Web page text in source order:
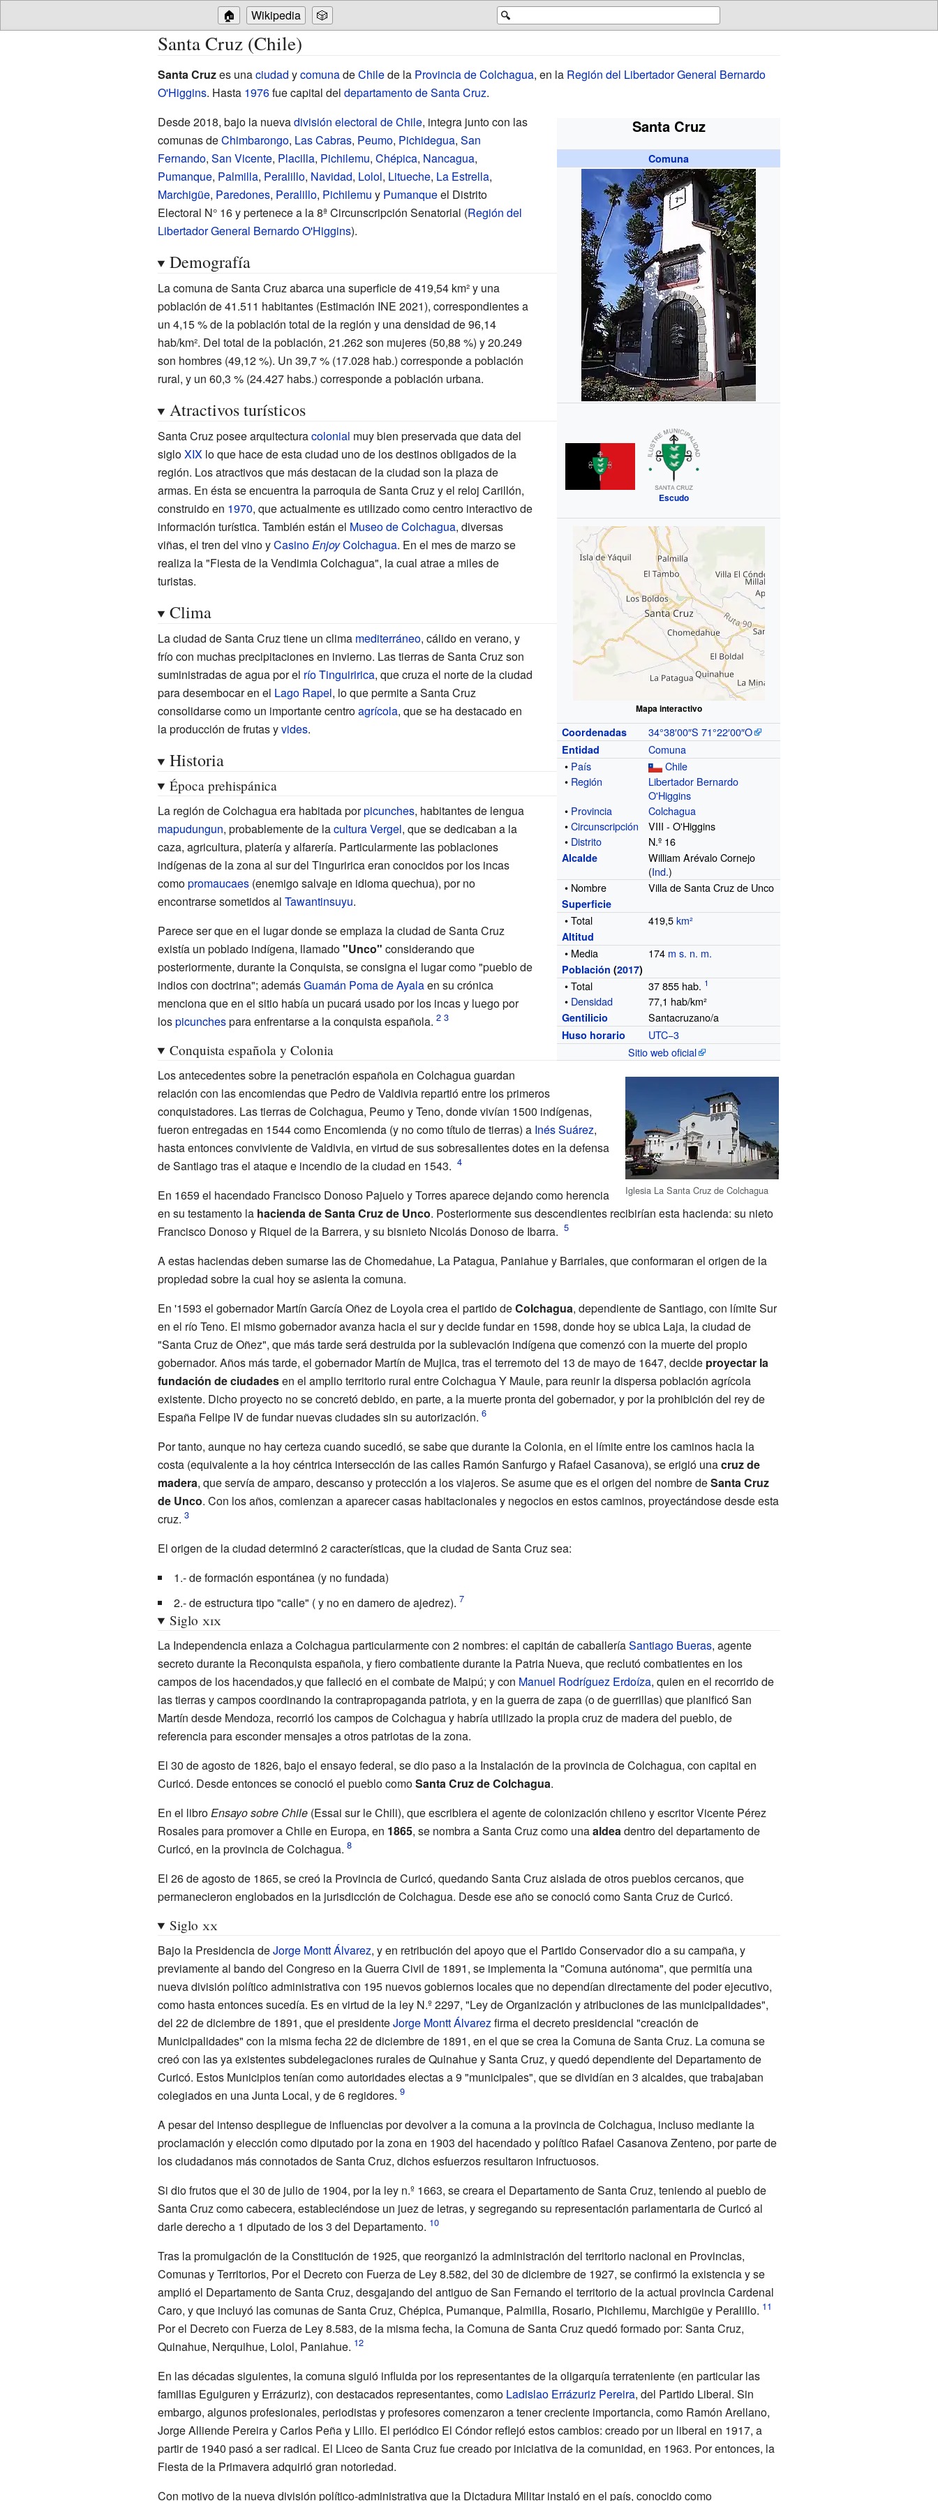
🔍
🏠 Wikipedia 🎲
Santa Cruz (Chile)
Santa Cruzes unaciudad ycomunadeChilede la Provincia de Colchagua, en la Región del Libertador General Bernardo
O'Higgins. Hasta 1976fue capital del departamento de Santa Cruz.
Santa Cruz
Comuna
Escudo
Mapa interactivo
Coordenadas 34°38′00″S71°22′00″O
Entidad
Comuna
• País
Chile
• Región
Libertador Bernardo
O'Higgins
• Provincia
Colchagua
•Circunscripción
VIII - O'Higgins
• Distrito N.º 16
Alcalde
William Arévalo Cornejo
(Ind.)
• Nombre
Villa de Santa Cruz de Unco
Superficie
• Total 419,5km²
Altitud
• Media 174 m s. n. m.
Población (2017)
• Total 37 855 hab.
• Densidad 77,1 hab/km²
Gentilicio Santacruzano/a
Huso horario
UTC−3
Sitio web oficial
Iglesia La Santa Cruz de Colchagua
Desde 2018, bajo la nuevadivisión electoral de Chile, integra junto con las
comunas deChimbarongo, Las Cabras, Peumo, Pichidegua, San
Fernando, San Vicente, Placilla, Pichilemu, Chépica, Nancagua,
Pumanque, Palmilla, Peralillo, Navidad, Lolol, Litueche, La Estrella,
Marchigüe, Paredones, Peralillo, Pichilemu y Pumanqueel Distrito
Electoral N° 16 y pertenece a la 8ª Circunscripción Senatorial (Región del
Libertador General Bernardo O'Higgins).
Demografía
La comuna de Santa Cruz abarca una superficie de 419,54 km² y una
población de 41.511 habitantes (Estimación INE 2021), correspondientes a
un 4,15% de la población total de la región y una densidad de 96,14
hab/km². Del total de la población, 21.262 son mujeres (50,88 %) y 20.249
son hombres (49,12%). Un 39,7% (17.028 hab.) corresponde a población
rural, y un 60,3 % (24.427 habs.) corresponde a población urbana.
Atractivos turísticos
Santa Cruz posee arquitecturacolonial muy bien preservada que data del
sigloXIX lo que hace de esta ciudad uno de los destinos obligados de la
región. Los atractivos que más destacan de la ciudad son la plaza de
armas. En ésta se encuentra la parroquia de Santa Cruz y el reloj Carillón,
construido en 1970, que actualmente es utilizado como centro interactivo de
información turística. También están el Museo de Colchagua, diversas
viñas, el tren del vino yCasino EnjoyColchagua. En el mes de marzo se
realiza la "Fiesta de la Vendimia Colchagua", la cual atrae a miles de
turistas.
Clima
La ciudad de Santa Cruz tiene un clima mediterráneo, cálido en verano, y
frío con muchas precipitaciones en invierno. Las tierras de Santa Cruz son
suministradas de agua por el río Tinguiririca, que cruza el norte de la ciudad
para desembocar en el Lago Rapel, lo que permite a Santa Cruz
consolidarse como un importante centroagrícola, que se ha destacado en
la producción de frutas yvides.
Historia
Época prehispánica
La región de Colchagua era habitada porpicunches, habitantes de lengua
mapudungun, probablemente de lacultura Vergel, que se dedicaban a la
caza, agricultura, platería y alfarería. Particularmente las poblaciones
indígenas de la zona al sur del Tinguririca eran conocidos por los incas
comopromaucaes(enemigo salvaje en idioma quechua), por no
encontrarse sometidos al Tawantinsuyu.
Parece ser que en el lugar donde se emplaza la ciudad de Santa Cruz
existía un poblado indígena, llamado"Unco" considerando que
posteriormente, durante la Conquista, se consigna el lugar como "pueblo de
indios con doctrina"; ademásGuamán Poma de Ayalaen su crónica
menciona que en el sitio había un pucará usado por los incas y luego por
lospicunchespara enfrentarse a la conquista española.
Conquista española y Colonia
Los antecedentes sobre la penetración española en Colchagua guardan
relación con las encomiendas que Pedro de Valdivia repartió entre los primeros
conquistadores. Las tierras de Colchagua, Peumo y Teno, donde vivían 1500 indígenas,
fueron entregadas en 1544 como Encomienda (y no como título de tierras) a Inés Suárez,
hasta entonces conviviente de Valdivia, en virtud de sus sobresalientes dotes en la defensa
de Santiago tras el ataque e incendio de la ciudad en 1543.
En 1659 el hacendado Francisco Donoso Pajuelo y Torres aparece dejando como herencia
en su testamento la hacienda de Santa Cruz de Unco. Posteriormente sus descendientes recibirían esta hacienda: su nieto
Francisco Donoso y Riquel de la Barrera, y su bisnieto Nicolás Donoso de Ibarra.
A estas haciendas deben sumarse las de Chomedahue, La Patagua, Paniahue y Barriales, que conformaran el origen de la
propiedad sobre la cual hoy se asienta la comuna.
En '1593 el gobernador Martín García Oñez de Loyola crea el partido deColchagua, dependiente de Santiago, con límite Sur
en el río Teno. El mismo gobernador avanza hacia el sur y decide fundar en 1598, donde hoy se ubica Laja, la ciudad de
"Santa Cruz de Oñez", que más tarde será destruida por la sublevación indígena que comenzó con la muerte del propio
gobernador. Años más tarde, el gobernador Martín de Mujica, tras el terremoto del 13 de mayo de 1647, decide proyectar la
fundación de ciudadesen el amplio territorio rural entre Colchagua Y Maule, para reunir la dispersa población agrícola
existente. Dicho proyecto no se concretó debido, en parte, a la muerte pronta del gobernador, y por la prohibición del rey de
España Felipe IV de fundar nuevas ciudades sin su autorización.
Por tanto, aunque no hay certeza cuando sucedió, se sabe que durante la Colonia, en el límite entre los caminos hacia la
costa (equivalente a la hoy céntrica intersección de las calles Ramón Sanfurgo y Rafael Casanova), se erigió unacruz de
madera, que servía de amparo, descanso y protección a los viajeros. Se asume que es el origen del nombre deSanta Cruz
de Unco. Con los años, comienzan a aparecer casas habitacionales y negocios en estos caminos, proyectándose desde esta
cruz.
El origen de la ciudad determinó 2 características, que la ciudad de Santa Cruz sea:
1.- de formación espontánea (y no fundada)
2.- de estructura tipo "calle" ( y no en damero de ajedrez).
Siglo xix
La Independencia enlaza a Colchagua particularmente con 2 nombres: el capitán de caballeríaSantiago Bueras, agente
secreto durante la Reconquista española, y fiero combatiente durante la Patria Nueva, que reclutó combatientes en los
campos de los hacendados,y que falleció en el combate de Maipú; y con Manuel Rodríguez Erdoíza, quien en el recorrido de
las tierras y campos coordinando la contrapropaganda patriota, y en la guerra de zapa (o de guerrillas) que planificó San
Martín desde Mendoza, recorrió los campos de Colchagua y habría utilizado la propia cruz de madera del pueblo, de
referencia para esconder mensajes a otros patriotas de la zona.
El 30 de agosto de 1826, bajo el ensayo federal, se dio paso a la Instalación de la provincia de Colchagua, con capital en
Curicó. Desde entonces se conoció el pueblo comoSanta Cruz de Colchagua.
En el libro Ensayo sobre Chile(Essai sur le Chili), que escribiera el agente de colonización chileno y escritor Vicente Pérez
Rosales para promover a Chile en Europa, en 1865, se nombra a Santa Cruz como unaaldea dentro del departamento de
Curicó, en la provincia de Colchagua.
El 26 de agosto de 1865, se creó la Provincia de Curicó, quedando Santa Cruz aislada de otros pueblos cercanos, que
permanecieron englobados en la jurisdicción de Colchagua. Desde ese año se conoció como Santa Cruz de Curicó.
Siglo xx
Bajo la Presidencia deJorge Montt Álvarez, y en retribución del apoyo que el Partido Conservador dio a su campaña, y
previamente al bando del Congreso en la Guerra Civil de 1891, se implementa la "Comuna autónoma", que permitía una
nueva división político administrativa con 195 nuevos gobiernos locales que no dependían directamente del poder ejecutivo,
como hasta entonces sucedía. Es en virtud de la ley N.º 2297, "Ley de Organización y atribuciones de las municipalidades",
del 22 de diciembre de 1891, que el presidenteJorge Montt Álvarez firma el decreto presidencial "creación de
Municipalidades" con la misma fecha 22 de diciembre de 1891, en el que se crea la Comuna de Santa Cruz. La comuna se
creó con las ya existentes subdelegaciones rurales de Quinahue y Santa Cruz, y quedó dependiente del Departamento de
Curicó. Estos Municipios tenían como autoridades electas a 9 "municipales", que se dividían en 3 alcaldes, que trabajaban
colegiados en una Junta Local, y de 6 regidores.
A pesar del intenso despliegue de influencias por devolver a la comuna a la provincia de Colchagua, incluso mediante la
proclamación y elección como diputado por la zona en 1903 del hacendado y político Rafael Casanova Zenteno, por parte de
los ciudadanos más connotados de Santa Cruz, dichos esfuerzos resultaron infructuosos.
Si dio frutos que el 30 de julio de 1904, por la ley n.º 1663, se creara el Departamento de Santa Cruz, teniendo al pueblo de
Santa Cruz como cabecera, estableciéndose un juez de letras, y segregando su representación parlamentaria de Curicó al
darle derecho a 1 diputado de los 3 del Departamento.
Tras la promulgación de la Constitución de 1925, que reorganizó la administración del territorio nacional en Provincias,
Comunas y Territorios, Por el Decreto con Fuerza de Ley 8.582, del 30 de diciembre de 1927, se confirmó la existencia y se
amplió el Departamento de Santa Cruz, desgajando del antiguo de San Fernando el territorio de la actual provincia Cardenal
Caro, y que incluyó las comunas de Santa Cruz, Chépica, Pumanque, Palmilla, Rosario, Pichilemu, Marchigüe y Peralillo.
Por el Decreto con Fuerza de Ley 8.583, de la misma fecha, la Comuna de Santa Cruz quedó formado por: Santa Cruz,
Quinahue, Nerquihue, Lolol, Paniahue.
En las décadas siguientes, la comuna siguió influida por los representantes de la oligarquía terrateniente (en particular las
familias Eguiguren y Errázuriz), con destacados representantes, como Ladislao Errázuriz Pereira, del Partido Liberal. Sin
embargo, algunos profesionales, periodistas y profesores comenzaron a tener creciente importancia, como Ramón Arellano,
Jorge Alliende PereirayCarlos Peña y Lillo. El periódico El Cóndor reflejó estos cambios: creado por un liberal en 1917, a
partir de 1940 pasó a ser radical. El Liceo de Santa Cruz fue creado por iniciativa de la comunidad, en 1963. Por entonces, la
Fiesta de la Primavera adquirió gran notoriedad.
Con motivo de la nueva división político-administrativa que la Dictadura Militar instaló en el país, conocido como